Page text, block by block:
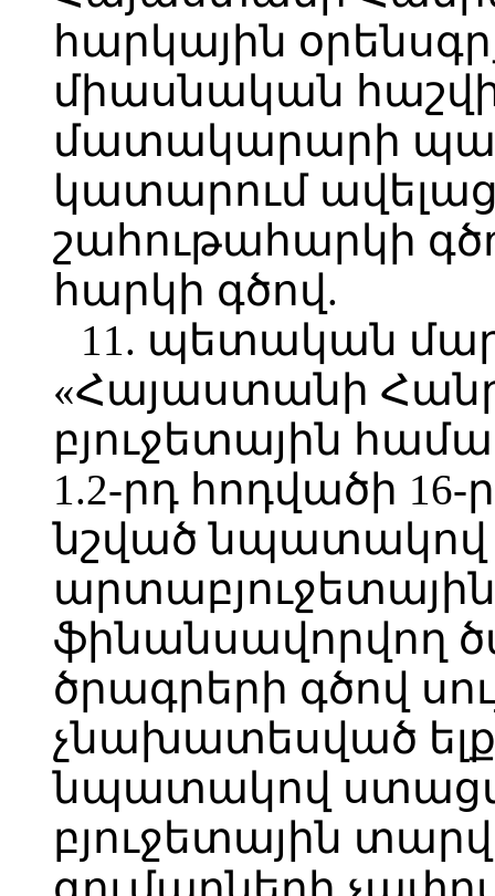
հարկային
միասնական
մատակարարի
կատարում
շահութահարկի
հարկի գծով.
11. պետական
«Հայաստանի
բյուջետային
1.2-րդ հոդվածի
նշված
ֆինանսավորվող
ծրագրերի գծով
չնախատեսված
նպատակով
բյուջետային